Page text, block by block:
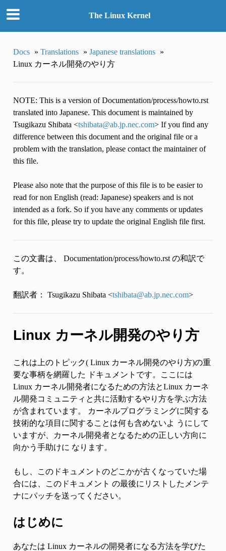
The Linux Kernel
Docs » Translations » Japanese translations »
Linux カーネル開発のやり方
NOTE: This is a version of Documentation/process/howto.rst
translated into Japanese. This document is maintained by
Tsugikazu Shibata <tshibata@ab.jp.nec.com> If you find any
difference between this document and the original file or a
problem with the translation, please contact the maintainer of
this file.
Please also note that the purpose of this file is to be easier to
read for non English (read: Japanese) speakers and is not
intended as a fork. So if you have any comments or updates
for this file, please try to update the original English file first.
この文書は、 Documentation/process/howto.rst の和訳で
す。
翻訳者： Tsugikazu Shibata <tshibata@ab.jp.nec.com>
Linux カーネル開発のやり方
これは上のトピック( Linux カーネル開発のやり方)の重
要な事柄を網羅した ドキュメントです。ここには
Linux カーネル開発者になるための方法とLinux カーネ
ル開発コミュニティと共に活動するやり方を学ぶ方法
が含まれています。 カーネルプログラミングに関する
技術的な項目に関することは何も含めないよ うにして
いますが、カーネル開発者となるための正しい方向に
向かう手助けに なります。
もし、このドキュメントのどこかが古くなっていた場
合には、このドキュメント の最後にリストしたメンテ
ナにパッチを送ってください。
はじめに
あなたは Linux カーネルの開発者になる方法を学びた